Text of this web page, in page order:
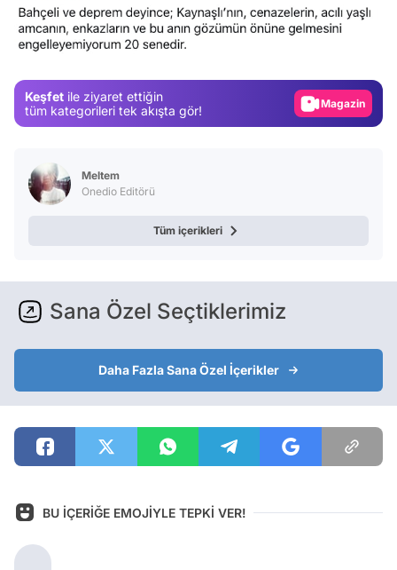
Keşfet ile ziyaret ettiğin
tüm kategorileri tek akışta gör!
Video
Magazin
Video
Meltem
Onedio Editörü
Tüm içerikleri
Sana Özel Seçtiklerimiz
Daha Fazla Sana Özel İçerikler
BU İÇERİĞE EMOJİYLE TEPKİ VER!